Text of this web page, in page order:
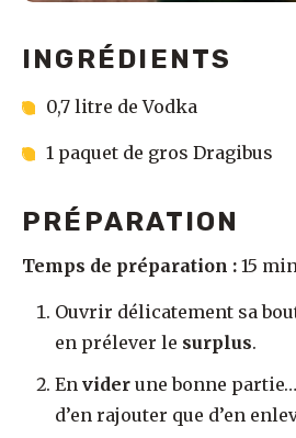
INGRÉDIENTS
0,7 litre de Vodka
1 paquet de gros Dragibus
PRÉPARATION
Temps de préparation : 15
Ouvrir délicatement sa
en prélever le surplus.
En vider une bonne
d’en rajouter que d’en